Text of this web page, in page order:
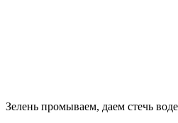
Зелень промываем, даем стечь